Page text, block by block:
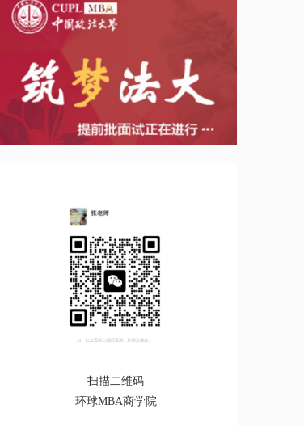
扫描二维码
环球MBA商学院